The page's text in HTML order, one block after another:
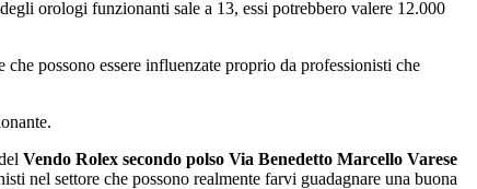
orologi funzionanti sale a 13, essi potrebbero valere 12.000
che possono essere influenzate proprio da professionisti che
Vendo Rolex secondo polso Via Benedetto Marcello Varese
nel settore che possono realmente farvi guadagnare una buona